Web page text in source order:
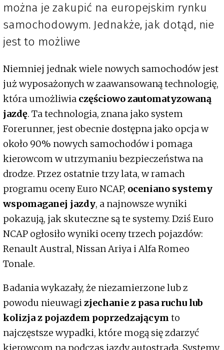
można je zakupić na europejskim rynku
samochodowym. Jednakże, jak dotąd, nie
jest to możliwe
Niemniej jednak wiele nowych samochodów jest
już wyposażonych w zaawansowaną technologię,
która umożliwia częściowo zautomatyzowaną
jazdę. Ta technologia, znana jako system
Forerunner, jest obecnie dostępna jako opcja w
około 90% nowych samochodów i pomaga
kierowcom w utrzymaniu bezpieczeństwa na
drodze. Przez ostatnie trzy lata, w ramach
programu oceny Euro NCAP, oceniano systemy
wspomaganej jazdy, a najnowsze wyniki
pokazują, jak skuteczne są te systemy. Dziś Euro
NCAP ogłosiło wyniki oceny trzech pojazdów:
Renault Austral, Nissan Ariya i Alfa Romeo
Tonale.
Badania wykazały, że niezamierzone lub z
powodu nieuwagizjechanie z pasa ruchu lub
kolizja z pojazdem poprzedzającym to
najczęstsze wypadki, które mogą się zdarzyć